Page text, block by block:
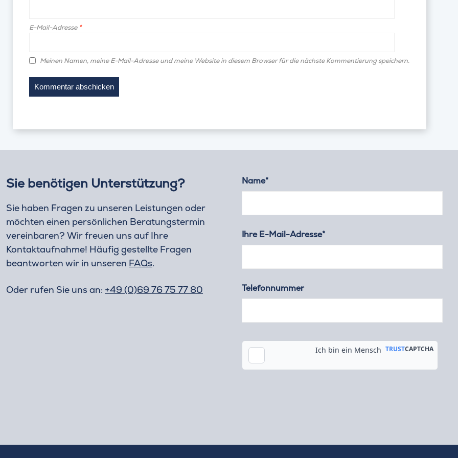
E-Mail-Adresse *
Meinen Namen, meine E-Mail-Adresse und meine Website in diesem Browser für die nächste Kommentierung speichern.
Sie benötigen Unterstützung?
Sie haben Fragen zu unseren Leistungen oder
möchten einen persönlichen Beratungstermin
vereinbaren? Wir freuen uns auf Ihre
Kontaktaufnahme! Häufig gestellte Fragen
beantworten wir in unseren FAQs.
Oder rufen Sie uns an: +49 (0)69 76 75 77 80
Name*
Ihre E-Mail-Adresse*
Telefonnummer